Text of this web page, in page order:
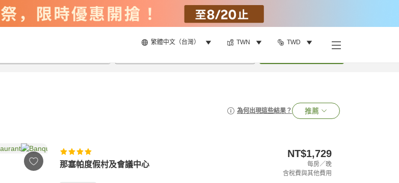
繁體中文（台灣） TWN TWD
為何出現這些結果？ 推薦
那塞帕度假村及會議中心
NT$1,729
每房／晚
含稅費與其他費用